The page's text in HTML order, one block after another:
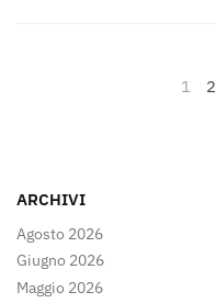
Paginazione
1 2
ARCHIVI
Agosto 2026
Giugno 2026
Maggio 2026